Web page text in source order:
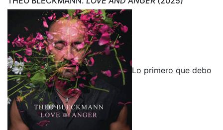
Lo primero que debo